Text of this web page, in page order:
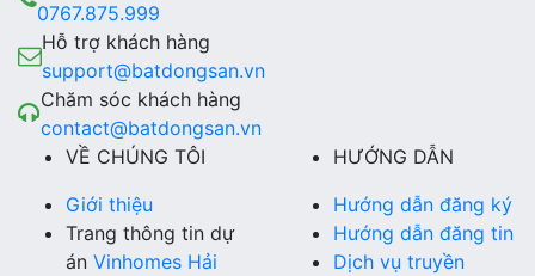
0767.875.999
Hỗ trợ khách hàng
support@batdongsan.vn
Chăm sóc khách hàng
contact@batdongsan.vn
VỀ CHÚNG TÔI
Giới thiệu
Trang thông tin dự
án Vinhomes Hải
HƯỚNG DẪN
Hướng dẫn đăng ký
Hướng dẫn đăng tin
Dịch vụ truyền